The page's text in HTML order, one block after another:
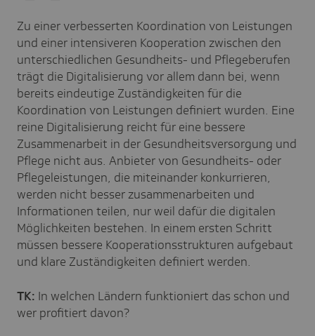
Zu einer verbesserten Koordination von Leistungen
und einer intensiveren Kooperation zwischen den
unterschiedlichen Gesundheits- und Pflegeberufen
trägt die Digitalisierung vor allem dann bei, wenn
bereits eindeutige Zuständigkeiten für die
Koordination von Leistungen definiert wurden. Eine
reine Digitalisierung reicht für eine bessere
Zusammenarbeit in der Gesundheitsversorgung und
Pflege nicht aus. Anbieter von Gesundheits- oder
Pflegeleistungen, die miteinander konkurrieren,
werden nicht besser zusammenarbeiten und
Informationen teilen, nur weil dafür die digitalen
Möglichkeiten bestehen. In einem ersten Schritt
müssen bessere Kooperationsstrukturen aufgebaut
und klare Zuständigkeiten definiert werden.
TK: In welchen Ländern funktioniert das schon und
wer profitiert davon?